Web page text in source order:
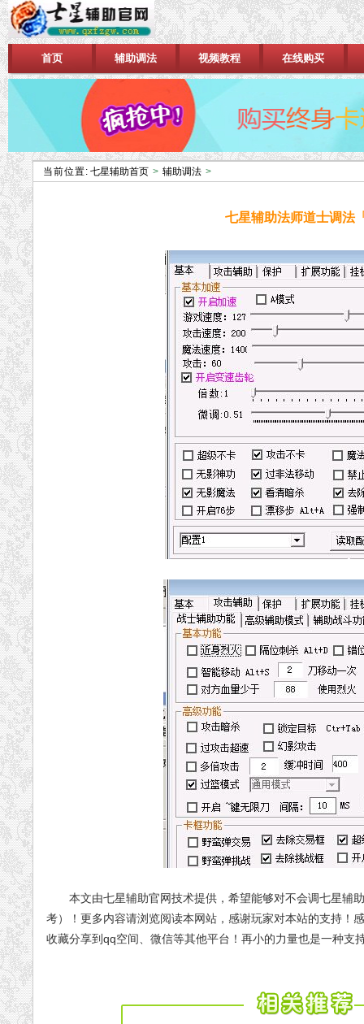
首页 辅助调法 视频教程 在线购买
当前位置: 七星辅助首页 > 辅助调法 >
七星辅助法师道士调法
本文由七星辅助官网技术提供，希望能够对不会调七星辅
考）！更多内容请浏览阅读本网站，感谢玩家对本站的支持！
收藏分享到qq空间、微信等其他平台！再小的力量也是一种支